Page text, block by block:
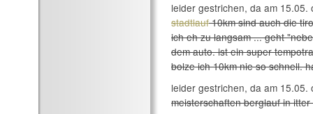
leider gestrichen, da am
stadtlauf10km sind auch die
ich eh zu langsam ... geht
dem auto. ist ein super
bolze ich 10km nie so schnell.
leider gestrichen, da am
meisterschaften berglauf in